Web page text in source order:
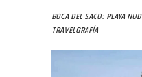
Boca del Saco: playa
Travelgrafía